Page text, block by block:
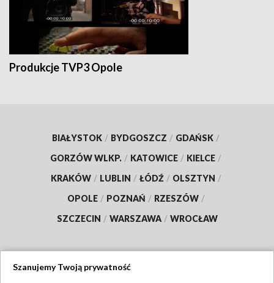
Produkcje TVP3 Opole
BIAŁYSTOK / BYDGOSZCZ / GDAŃSK /
GORZÓW WLKP. / KATOWICE / KIELCE /
KRAKÓW / LUBLIN / ŁÓDŹ / OLSZTYN /
OPOLE / POZNAŃ / RZESZÓW /
SZCZECIN / WARSZAWA / WROCŁAW
Szanujemy Twoją prywatność